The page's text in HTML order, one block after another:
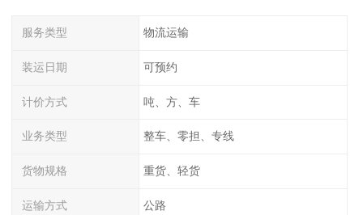
服务类型 物流运输
装运日期 可预约
计价方式 吨、方、车
业务类型 整车、零担、专线
货物规格 重货、轻货
运输方式 公路